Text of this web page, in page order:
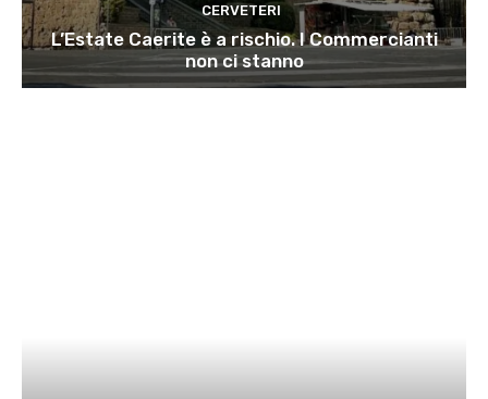
CERVETERI
L’Estate Caerite è a rischio. I Commercianti
non ci stanno